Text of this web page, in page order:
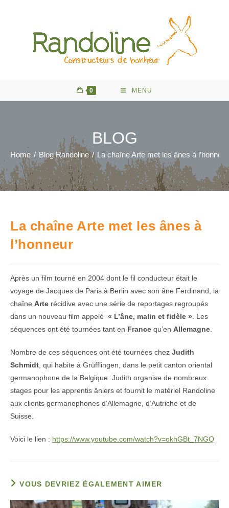
0 MENU
BLOG
Home / Blog Randoline / La chaîne Arte met les ânes à l’honneur
La chaîne Arte met les ânes à
l’honneur
Après un film tourné en 2004 dont le fil conducteur était le
voyage de Jacques de Paris à Berlin avec son âne Ferdinand, la
chaîne Arte récidive avec une série de reportages regroupés
dans un nouveau film appelé « L’âne, malin et fidèle » . Les
séquences ont été tournées tant en France qu’en Allemagne
Nombre de ces séquences ont été tournées chez Judith
Schmidt , qui habite à Grüfflingen, dans le petit canton oriental
germanophone de la Belgique. Judith organise de nombreux
stages pour les apprentis âniers et fournit le matériel Randoline
aux clients germanophones d’Allemagne, d’Autriche et de
Suisse.
Voici le lien : https://www.youtube.com/watch?v=okhGBt_7NGQ
VOUS DEVRIEZ ÉGALEMENT AIMER